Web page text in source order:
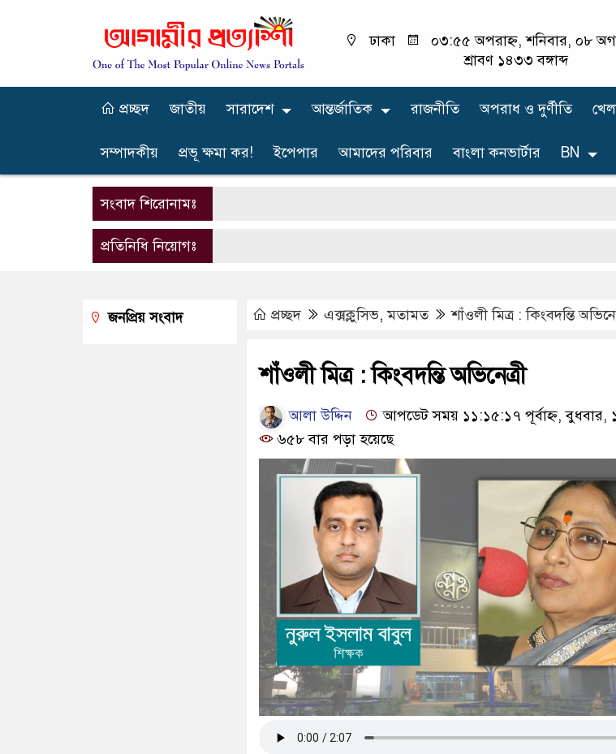
ঢাকা
০৩:৫৫ অপরাহ্ন, শনিবার, ০৮
শ্রাবণ ১৪৩৩ বঙ্গাব্দ
প্রচ্ছদ জাতীয় সারাদেশ আন্তর্জাতিক রাজনীতি অপরাধ ও দুর্ণীতি
সম্পাদকীয় প্রভূ ক্ষমা কর! ইপেপার আমাদের পরিবার বাংলা কনভার্টার BN
সংবাদ শিরোনামঃ
প্রতিনিধি নিয়োগঃ
প্রচ্ছদ এক্সক্লুসিভ,মতামত শাঁওলী মিত্র : কিংবদন্তি
শাঁওলী মিত্র : কিংবদন্তি অভিনেত্রী
আলা উদ্দিন
আপডেট সময় ১১:১৫:১৭ পূর্বাহ্ন, বুধবার,
৬৫৮ বার পড়া হয়েছে
জনপ্রিয় সংবাদ